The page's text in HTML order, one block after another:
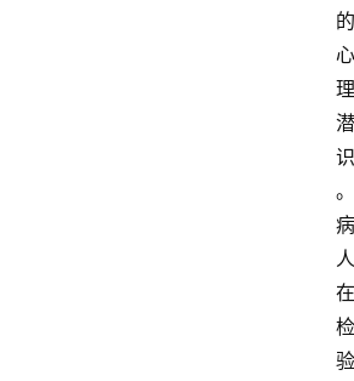
的
心
理
潜
识
。
病
人
在
检
验